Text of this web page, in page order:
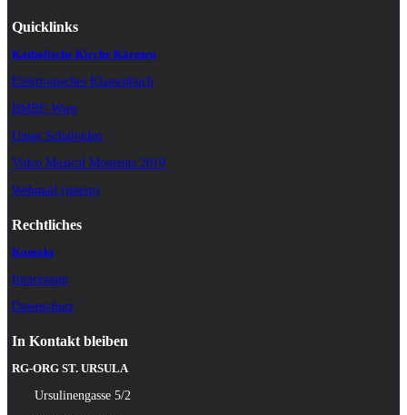
Quicklinks
Katholische Kirche Kärnten
Elektronisches Klassenbuch
BMBF-Wien
Unser Schulvideo
Video Musical Moments 2019
Webmail (intern)
Rechtliches
Kontakt
Impressum
Datenschutz
In Kontakt bleiben
RG-ORG ST. URSULA
Ursulinengasse 5/2